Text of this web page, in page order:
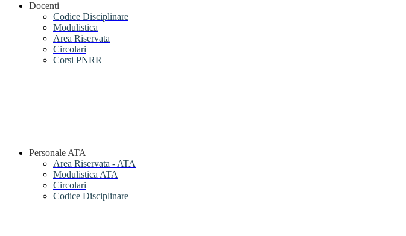
Docenti
Codice Disciplinare
Modulistica
Area Riservata
Circolari
Corsi PNRR
Personale ATA
Area Riservata - ATA
Modulistica ATA
Circolari
Codice Disciplinare